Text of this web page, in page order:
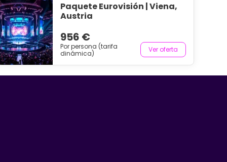
Paquete Eurovisión | Viena,
Austria
956 €
Por persona (tarifa
dinámica)
Ver oferta